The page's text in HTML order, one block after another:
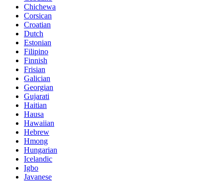
Chichewa
Corsican
Croatian
Dutch
Estonian
Filipino
Finnish
Frisian
Galician
Georgian
Gujarati
Haitian
Hausa
Hawaiian
Hebrew
Hmong
Hungarian
Icelandic
Igbo
Javanese